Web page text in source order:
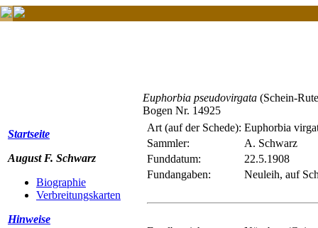
Startseite
August F. Schwarz
Biographie
Verbreitungskarten
Hinweise
Euphorbia pseudovirgata (Schein-
Bogen Nr. 14925
Art (auf der Schede): Euphorbia
Sammler:
A. Schwarz
Funddatum:
22.5.1908
Fundangaben:
Neuleih, auf